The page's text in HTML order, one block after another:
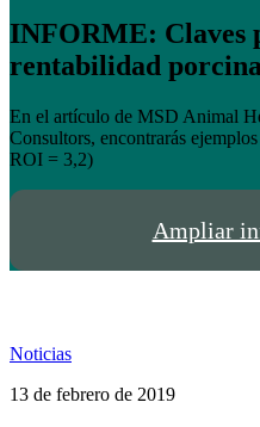
Un año
profesionales en
Un año creciendo junto a los
España y Portugal
Ampliar
Noticias
13 de febrero de 2019